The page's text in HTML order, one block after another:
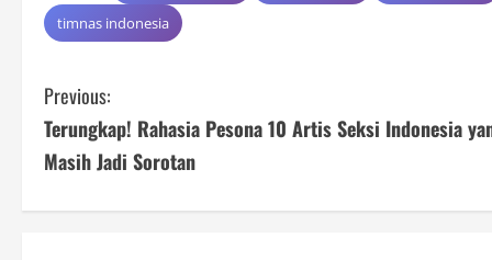
timnas indonesia
C
o
Previous:
Terungkap! Rahasia Pesona 10 Artis Seksi Indonesia
Masih Jadi Sorotan